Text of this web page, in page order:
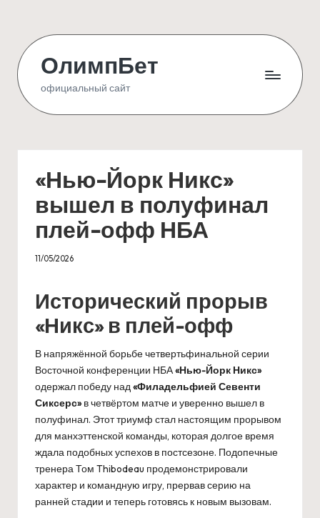
content
ОлимпБет
официальный сайт
«Нью-Йорк Никс»
вышел в полуфинал
плей-офф НБА
11/05/2026
Исторический прорыв
«Никс» в плей-офф
В напряжённой борьбе четвертьфинальной серии
Восточной конференции НБА«Нью-Йорк Никс»
одержал победу над«Филадельфией Севенти
Сиксерс»в четвёртом матче и уверенно вышел в
полуфинал. Этот триумф стал настоящим прорывом
для манхэттенской команды, которая долгое время
ждала подобных успехов в постсезоне. Подопечные
тренера Том Thibodeau продемонстрировали
характер и командную игру, прервав серию на
ранней стадии и теперь готовясь к новым вызовам.